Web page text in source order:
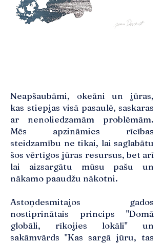
Neapšaubāmi, okeāni un jūras,
kas stiepjas visā pasaulē, saskaras
ar nenoliedzamām problēmām.
Mēs apzināmies rīcības
steidzamību ne tikai, lai saglabātu
šos vērtīgos jūras resursus, bet arī
lai aizsargātu mūsu pašu un
nākamo paaudžu nākotni.
Astoņdesmitajos gados
nostiprinātais princips "Domā
globāli, rīkojies lokāli" un
sakāmvārds "Kas sargā jūru, tas